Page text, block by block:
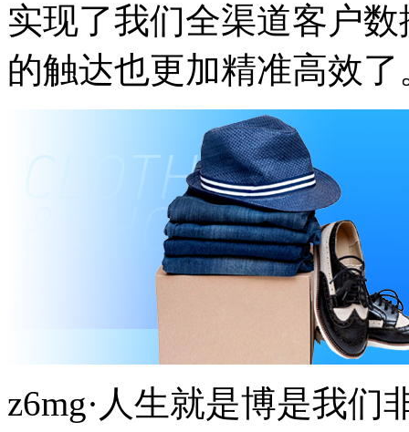
实现了我们全渠道客户数
的触达也更加精准高效了
z6mg·人生就是博是我们非